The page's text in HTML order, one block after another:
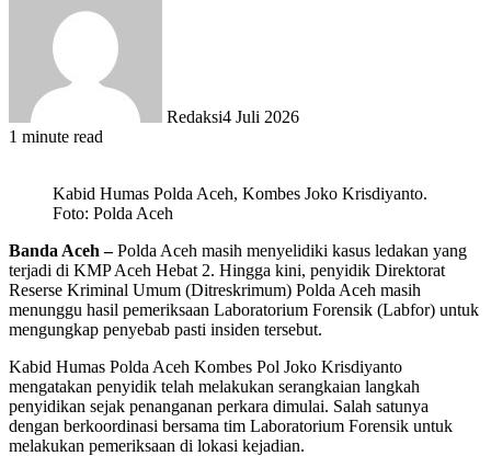
Redaksi4 Juli 2026
1 minute read
Kabid Humas Polda Aceh, Kombes Joko Krisdiyanto.
Foto: Polda Aceh
Banda Aceh –Polda Aceh masih menyelidiki kasus ledakan yang
terjadi di KMP Aceh Hebat 2. Hingga kini, penyidik Direktorat
Reserse Kriminal Umum (Ditreskrimum) Polda Aceh masih
menunggu hasil pemeriksaan Laboratorium Forensik (Labfor) untuk
mengungkap penyebab pasti insiden tersebut.
Kabid Humas Polda Aceh Kombes Pol Joko Krisdiyanto
mengatakan penyidik telah melakukan serangkaian langkah
penyidikan sejak penanganan perkara dimulai. Salah satunya
dengan berkoordinasi bersama tim Laboratorium Forensik untuk
melakukan pemeriksaan di lokasi kejadian.